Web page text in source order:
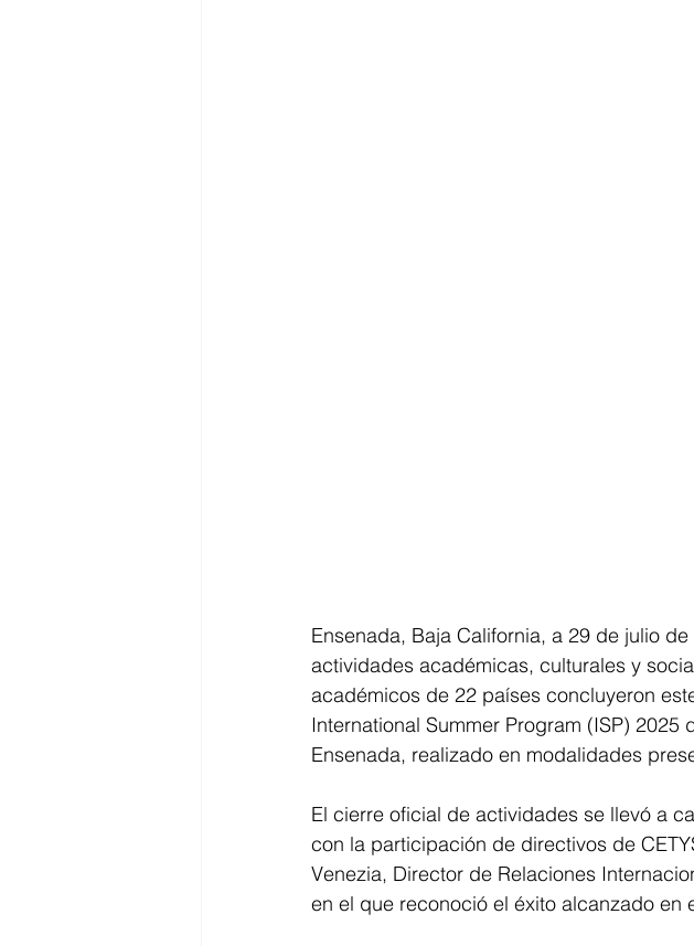
Ensenada, Baja California, a 29 de julio
actividades académicas, culturales y
académicos de 22 países concluyeron
International Summer Program (ISP)
Ensenada, realizado en modalidades
El cierre oficial de actividades se llevó a
con la participación de directivos de
Venezia, Director de Relaciones
en el que reconoció el éxito alcanzado en